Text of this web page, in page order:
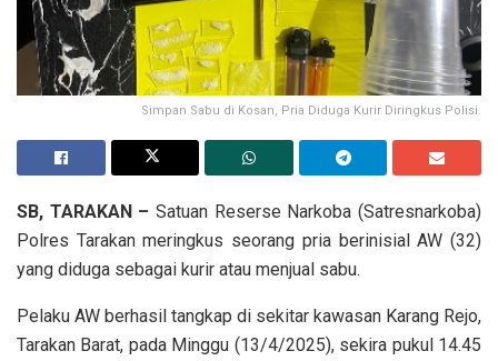
Simpan Sabu di Kosan, Pria Diduga Kurir Diringkus Polisi.
SB, TARAKAN – Satuan Reserse Narkoba (Satresnarkoba)
Polres Tarakan meringkus seorang pria berinisial AW (32)
yang diduga sebagai kurir atau menjual sabu.
Pelaku AW berhasil tangkap di sekitar kawasan Karang Rejo,
Tarakan Barat, pada Minggu (13/4/2025), sekira pukul 14.45